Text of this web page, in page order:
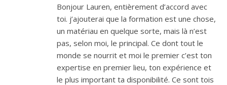
Bonjour Lauren, entièrement d’accord avec
toi. j’ajouterai que la formation est une chose,
un matériau en quelque sorte, mais là n’est
pas, selon moi, le principal. Ce dont tout le
monde se nourrit et moi le premier c’est ton
expertise en premier lieu, ton expérience et
le plus important ta disponibilité. Ce sont tois